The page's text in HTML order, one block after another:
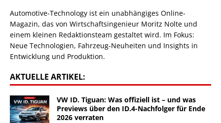
Automotive-Technology ist ein unabhängiges Online-
Magazin, das von Wirtschaftsingenieur Moritz Nolte und
einem kleinen Redaktionsteam gestaltet wird. Im Fokus:
Neue Technologien, Fahrzeug-Neuheiten und Insights in
Entwicklung und Produktion.
AKTUELLE ARTIKEL:
VW ID. Tiguan: Was offiziell ist – und was
Previews über den ID.4-Nachfolger für Ende
2026 verraten